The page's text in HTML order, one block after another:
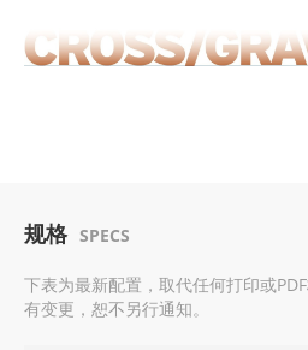
规格 SPECS
下表为最新配置，取代任何打印或
有变更，恕不另行通知。